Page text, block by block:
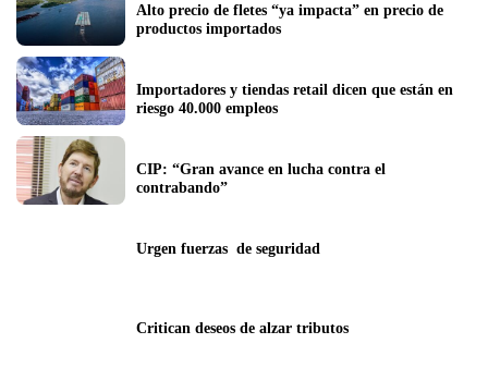
Alto precio de fletes “ya impacta” en precio de
productos importados
Importadores y tiendas retail dicen que están en
riesgo 40.000 empleos
CIP: “Gran avance en lucha contra el
contrabando”
Urgen fuerzas  de seguridad
Critican deseos de alzar tributos